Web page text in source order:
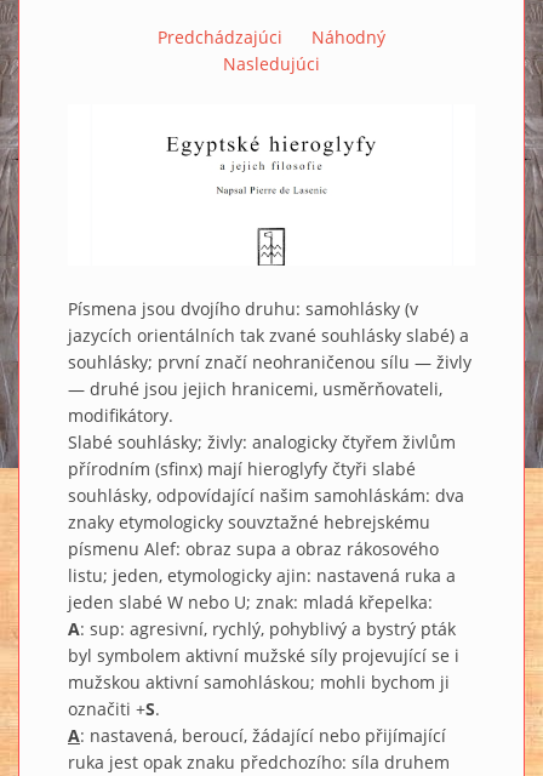
Predchádzajúci
Náhodný
Nasledujúci
Písmena jsou dvojího druhu: samohlásky (v
jazycích orientálních tak zvané souhlásky slabé) a
souhlásky; první značí neohraničenou sílu — živly
— druhé jsou jejich hranicemi, usměrňovateli,
modifikátory.
Slabé souhlásky; živly: analogicky čtyřem živlům
přírodním (sfinx) mají hieroglyfy čtyři slabé
souhlásky, odpovídající našim samohláskám: dva
znaky etymologicky souvztažné hebrejskému
písmenu Alef: obraz supa a obraz rákosového
listu; jeden, etymologicky ajin: nastavená ruka a
jeden slabé W nebo U; znak: mladá křepelka:
A: sup: agresivní, rychlý, pohyblivý a bystrý pták
byl symbolem aktivní mužské síly projevující se i
mužskou aktivní samohláskou; mohli bychom ji
označiti +S.
A: nastavená, beroucí, žádající nebo přijímající
ruka jest opak znaku předchozího: síla druhem